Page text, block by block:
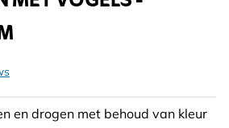
en drogen met behoud van kleur